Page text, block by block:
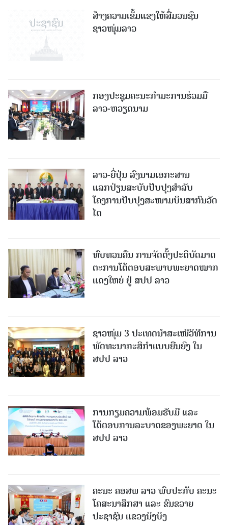
ສ້າງຄວາມເຂັ້ມແຂງໃຫ້ສື່ມວນຊົນ
ຊາວໜຸ່ມລາວ
ກອງປະຊຸມຄະນະກຳມະການຮ່ວມມື
ລາວ-ຫວຽດນາມ
ລາວ-ຍີ່ປຸ່ນ ລົງນາມເອກະສານ
ແລກປ່ຽນສະບັບປັບປຸງສໍາລັບ
ໂຄງການປັບປຸງສະໜາມບິນສາກົນວັດ
ໄຕ
ທົບທວນຄືນ ການຈັດຕັ້ງປະຕິບັດມາດ
ຕະການໂຕ້ຕອບສະພາບພະຍາດໝາກ
ແດງໃຫຍ່ ຢູ່ ສປປ ລາວ
ຊາວໜຸ່ມ 3 ປະເທດນຳສະເໜີວິທີການ
ພັດທະນາກະສິກຳແບບຍືນຍົງ ໃນ
ສປປ ລາວ
ການກຽມຄວາມພ້ອມຮັບມື ແລະ
ໂຕ້ຕອບການລະບາດຂອງພະຍາດ ໃນ
ສປປ ລາວ
ຄະນະ ຄອສພ ລາວ ພົບປະກັບ ຄະນະ
ໂຄສະນາສຶກສາ ແລະ ຂົນຂວາຍ
ປະຊາຊົນ ແຂວງນິງບິງ